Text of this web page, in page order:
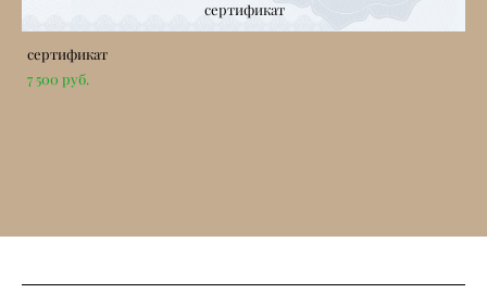
сертификат
сертификат
7 500 pуб.